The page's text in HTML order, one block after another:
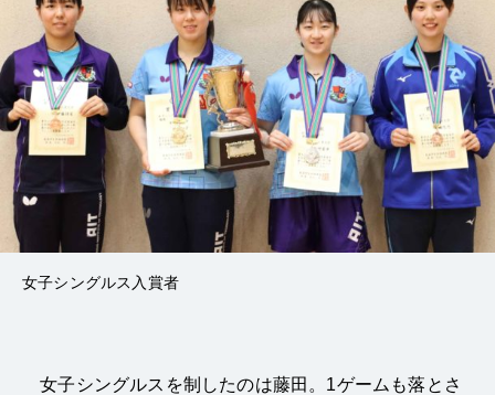
女子シングルス入賞者
女子シングルスを制したのは藤田。1ゲームも落とさ